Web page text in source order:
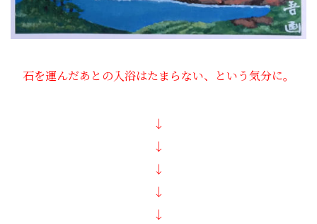
石を運んだあとの入浴はたまらない、という気分に。
↓
↓
↓
↓
↓